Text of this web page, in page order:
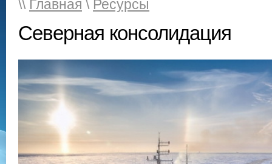
\\ Главная \ Ресурсы
Северная консолидация